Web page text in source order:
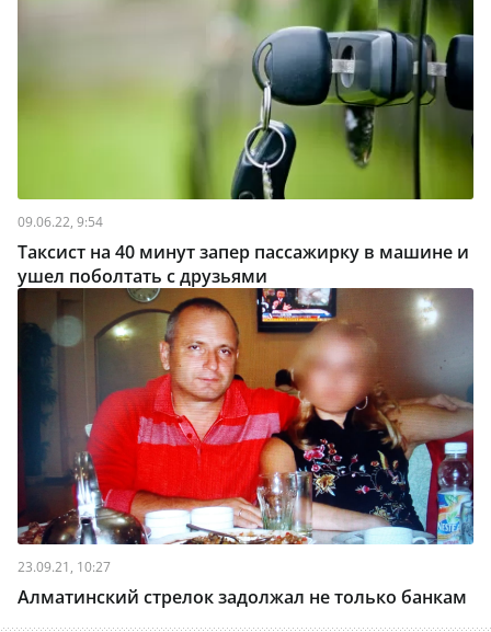
09.06.22, 9:54
Таксист на 40 минут запер пассажирку в машине и
ушел поболтать с друзьями
23.09.21, 10:27
Алматинский стрелок задолжал не только банкам